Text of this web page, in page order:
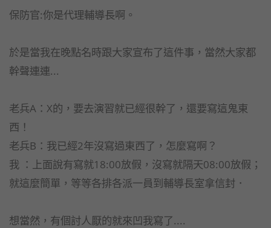
保防官:你是代理輔導長啊。
於是當我在晚點名時跟大家宣布了這件事，當然大家都
幹聲連連...
老兵A：X的，要去演習就已經很幹了，還要寫這鬼東
西！
老兵B：我已經2年沒寫過東西了，怎麼寫啊？
我 ：上面說有寫就18:00放假，沒寫就隔天08:00放假；
就這麼簡單，等等各排各派一員到輔導長室拿信封．
想當然，有個討人厭的就來凹我寫了....